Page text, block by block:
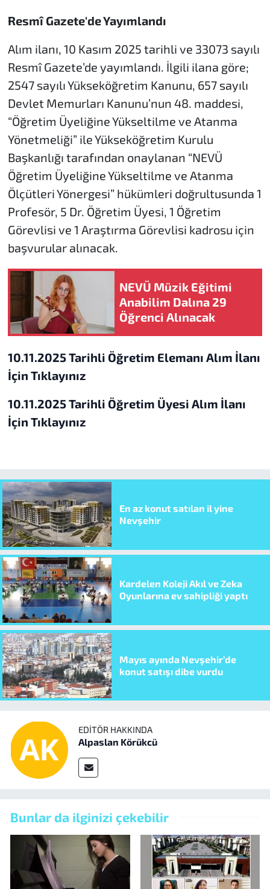
Resmî Gazete'de Yayımlandı
Alım ilanı, 10 Kasım 2025 tarihli ve 33073 sayılı
Resmî Gazete’de yayımlandı. İlgili ilana göre;
2547 sayılı Yükseköğretim Kanunu, 657 sayılı
Devlet Memurları Kanunu’nun 48. maddesi,
“Öğretim Üyeliğine Yükseltilme ve Atanma
Yönetmeliği” ile Yükseköğretim Kurulu
Başkanlığı tarafından onaylanan “NEVÜ
Öğretim Üyeliğine Yükseltilme ve Atanma
Ölçütleri Yönergesi” hükümleri doğrultusunda 1
Profesör, 5 Dr. Öğretim Üyesi, 1 Öğretim
Görevlisi ve 1 Araştırma Görevlisi kadrosu için
başvurular alınacak.
NEVÜ Müzik Eğitimi
Anabilim Dalına 29
Öğrenci Alınacak
10.11.2025 Tarihli Öğretim Elemanı Alım İlanı
İçin Tıklayınız
10.11.2025 Tarihli Öğretim Üyesi Alım İlanı
İçin Tıklayınız
En az konut satılan il yine
Nevşehir
Kardelen Koleji Akıl ve Zeka
Oyunlarına ev sahipliği yaptı
Mayıs ayında Nevşehir’de
konut satışı dibe vurdu
EDITÖR HAKKINDA
Alpaslan Körükcü
Bunlar da ilginizi çekebilir